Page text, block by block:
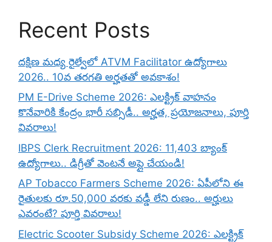
Recent Posts
దక్షిణ మధ్య రైల్వేలో ATVM Facilitator ఉద్యోగాలు
2026.. 10వ తరగతి అర్హతతో అవకాశం!
PM E-Drive Scheme 2026: ఎలక్ట్రిక్ వాహనం
కొనేవారికి కేంద్రం భారీ సబ్సిడీ.. అర్హత, ప్రయోజనాలు, పూర్తి
వివరాలు!
IBPS Clerk Recruitment 2026: 11,403 బ్యాంక్
ఉద్యోగాలు.. డిగ్రీతో వెంటనే అప్లై చేయండి!
AP Tobacco Farmers Scheme 2026: ఏపీలోని ఈ
రైతులకు రూ.50,000 వరకు వడ్డీ లేని రుణం.. అర్హులు
ఎవరంటే? పూర్తి వివరాలు!
Electric Scooter Subsidy Scheme 2026: ఎలక్ట్రిక్